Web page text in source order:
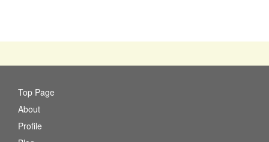
Top Page
About
Profile